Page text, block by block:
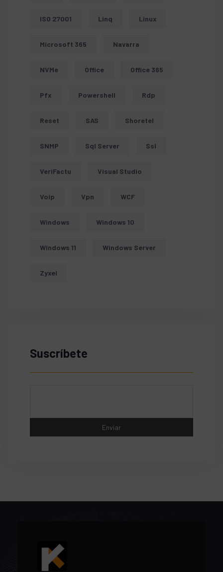
ISO 27001 Linq Linux
Microsoft 365 Navarra
NVMe Office Office 365
Pfx Powershell Rdp
Reset SAS Shoretel
SNMP Sql Server Ssl
VeriFactu Visual Studio
Voip Vpn WCF
Windows Windows 10
Windows 11 Windows Server
Zyxel
Suscríbete